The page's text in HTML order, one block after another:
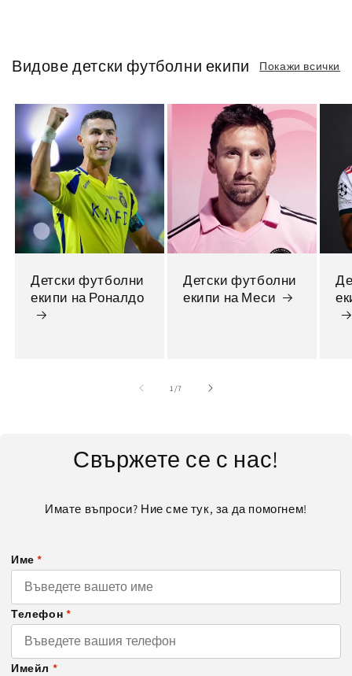
Видове детски футболни екипи Покажи всички
Детски футболни
екипи на Роналдо
Детски футболни
екипи на Меси
1 /от
7
Свържете се с нас!
Имате въпроси? Ние сме тук, за да помогнем!
Име*
Телефон *
Имейл *